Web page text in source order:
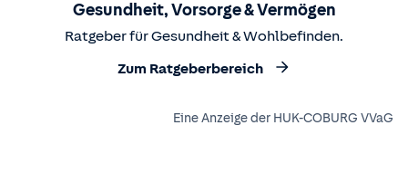
Gesundheit, Vorsorge & Vermögen
Ratgeber für Gesundheit & Wohlbefinden.
Zum Ratgeberbereich
Eine Anzeige der HUK-COBURG VVaG